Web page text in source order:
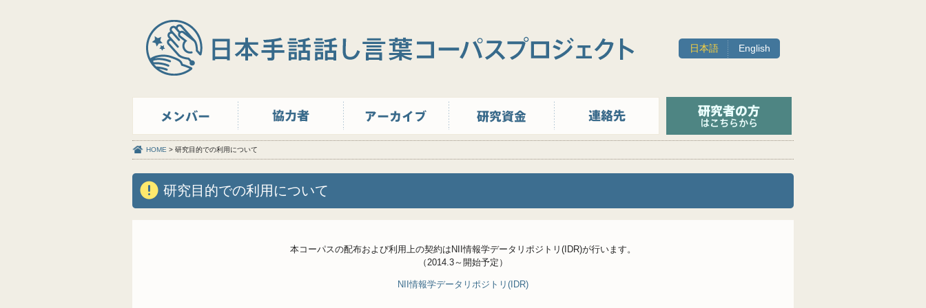
日本語 English
HOME > 研究目的での利用について
研究目的での利用について
本コーパスの配布および利用上の契約はNII情報学データリポジトリ(IDR)が行います。
（2014.3～開始予定）
NII情報学データリポジトリ(IDR)